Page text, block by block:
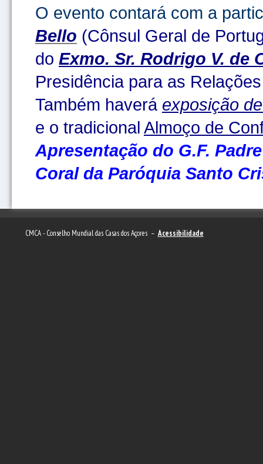
O evento contará com a
Bello (Cônsul Geral de
do Exmo. Sr. Rodrigo V. de
Presidência para as
Também haverá exposição
e o tradicional Almoço de
Apresentação do G.F.
Coral da Paróquia Santo
CMCA - Conselho Mundial das Casas dos Açores – Acessibilidade